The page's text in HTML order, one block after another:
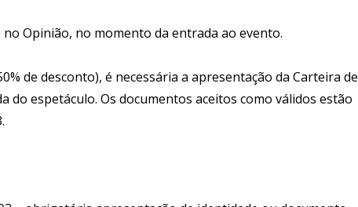
Opinião, no momento da entrada ao evento.
de desconto), é necessária a apresentação da Carteira de
do espetáculo. Os documentos aceitos como válidos estão